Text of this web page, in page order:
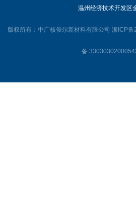
温州经济技术开发区
版权所有：中广核俊尔新材料有限公司 浙ICP备
备